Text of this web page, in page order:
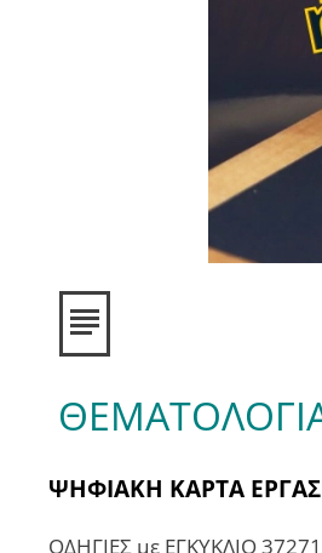
ΨΗΦΙΑΚΗ ΚΑΡΤΑ
ΟΔΗΓΙΕΣ με ΕΓΚΥΚΛΙΟ